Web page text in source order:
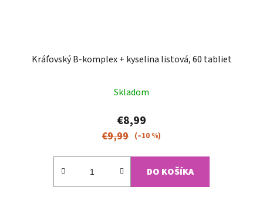
Kráľovský B-komplex + kyselina listová, 60 tabliet
hodnotenie
produktu
je
Skladom
€8,99
€9,99 (–10 %)
DO KOŠÍKA